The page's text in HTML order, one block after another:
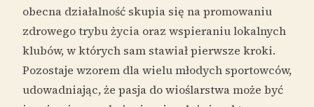
obecna działalność skupia się na promowaniu
zdrowego trybu życia oraz wspieraniu lokalnych
klubów, w których sam stawiał pierwsze kroki.
Pozostaje wzorem dla wielu młodych sportowców,
udowadniając, że pasja do wioślarstwa może być